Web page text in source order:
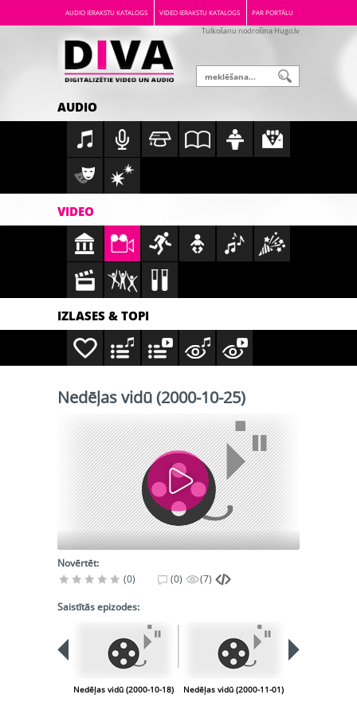
AUDIO IERAKSTU KATALOGS VIDEO IERAKSTU KATALOGS PAR PORTĀLU
Tulkošanu nodrošina Hugo.lv
AUDIO
VIDEO
IZLASES & TOPI
Nedēļas vidū (2000-10-25)
Novērtēt:
(0)
(0) (7)
Saistītās epizodes:
Nedēļas vidū (2000-10-18) Nedēļas vidū (2000-11-01)